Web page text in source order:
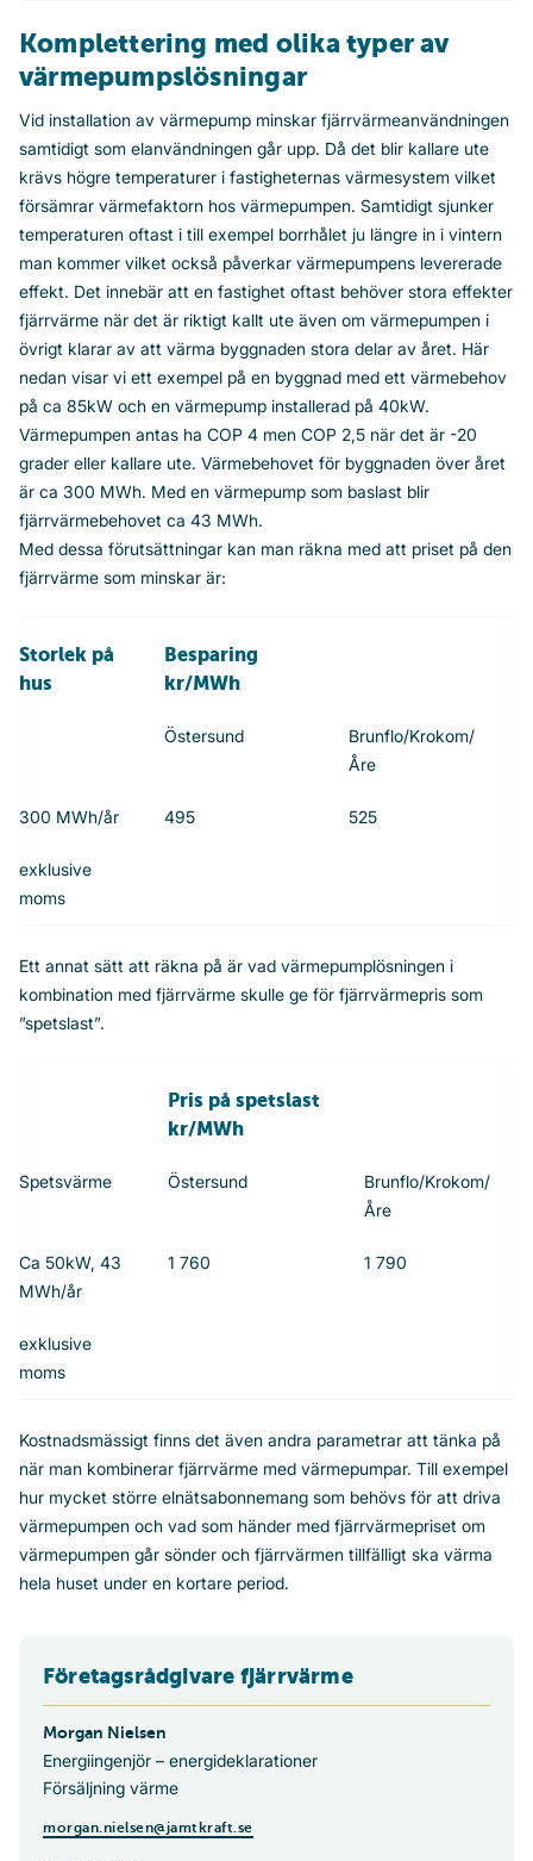
Komplettering med olika typer av
värmepumpslösningar
Vid installation av värmepump minskar fjärrvärmeanvändningen
samtidigt som elanvändningen går upp. Då det blir kallare ute
krävs högre temperaturer i fastigheternas värmesystem vilket
försämrar värmefaktorn hos värmepumpen. Samtidigt sjunker
temperaturen oftast i till exempel borrhålet ju längre in i vintern
man kommer vilket också påverkar värmepumpens levererade
effekt. Det innebär att en fastighet oftast behöver stora effekter
fjärrvärme när det är riktigt kallt ute även om värmepumpen i
övrigt klarar av att värma byggnaden stora delar av året. Här
nedan visar vi ett exempel på en byggnad med ett värmebehov
på ca 85kW och en värmepump installerad på 40kW.
Värmepumpen antas ha COP 4 men COP 2,5 när det är -20
grader eller kallare ute. Värmebehovet för byggnaden över året
är ca 300 MWh. Med en värmepump som baslast blir
fjärrvärmebehovet ca 43 MWh.
Med dessa förutsättningar kan man räkna med att priset på den
fjärrvärme som minskar är:
Storlek på
hus
Besparing
kr/MWh
Östersund
Brunflo/Krokom/
Åre
300 MWh/år 495 525
exklusive
moms
Ett annat sätt att räkna på är vad värmepumplösningen i
kombination med fjärrvärme skulle ge för fjärrvärmepris som
”spetslast”.
Pris på spetslast
kr/MWh
Spetsvärme Östersund
Brunflo/Krokom/
Åre
Ca 50kW, 43
MWh/år
1 760 1 790
exklusive
moms
Kostnadsmässigt finns det även andra parametrar att tänka på
när man kombinerar fjärrvärme med värmepumpar. Till exempel
hur mycket större elnätsabonnemang som behövs för att driva
värmepumpen och vad som händer med fjärrvärmepriset om
värmepumpen går sönder och fjärrvärmen tillfälligt ska värma
hela huset under en kortare period.
Företagsrådgivare fjärrvärme
Morgan Nielsen
Energiingenjör – energideklarationer
Försäljning värme
morgan.nielsen@jamtkraft.se